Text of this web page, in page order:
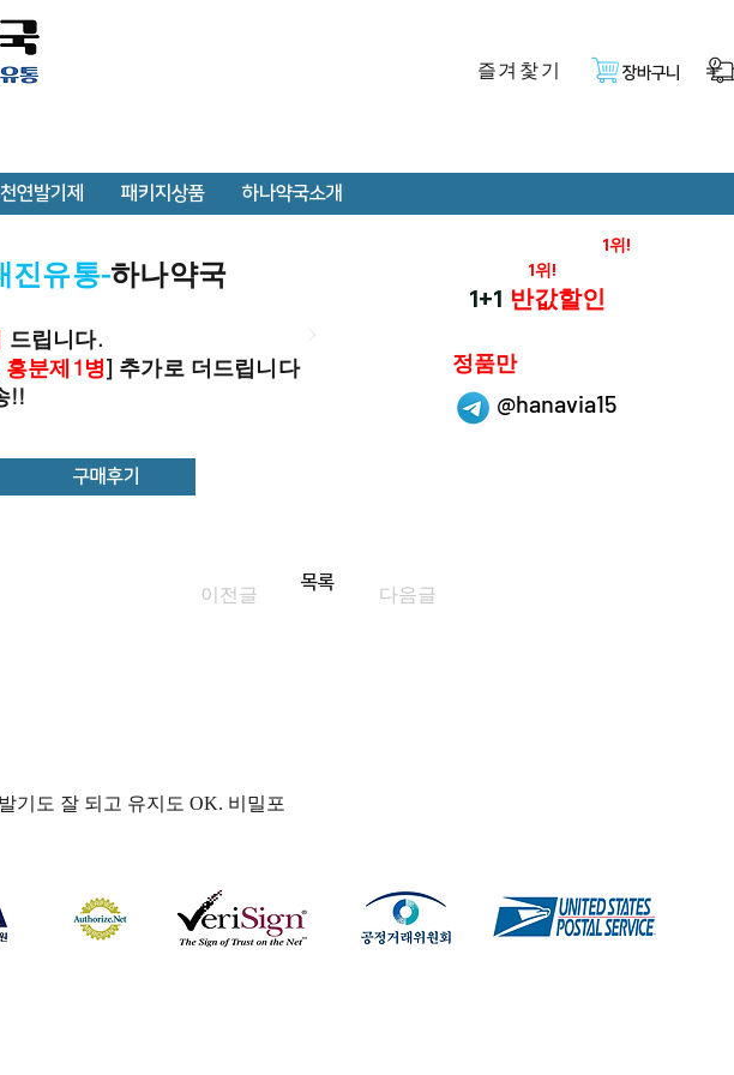
즐겨찿기 장바구니
천연발기제 패키지상품 하나약국소개
진유통-하나약국
드립니다.
분제1병] 추가로 더드립니다
!!
@hanavia15
1위!
1위!
1+1 반값할인
정품만
구매후기
이전글
목록
다음글
기도 잘 되고 유지도 OK. 비밀포